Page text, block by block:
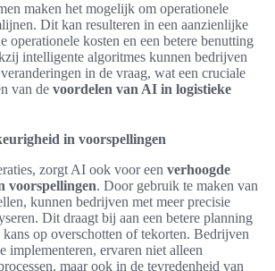
maken het mogelijk om operationele
Dit kan resulteren in een aanzienlijke
operationele kosten en een betere benutting
intelligente algoritmes kunnen bedrijven
in de vraag, wat een cruciale
van de voordelen van AI in logistieke
in voorspellingen
zorgt AI ook voor een verhoogde
voorspellingen. Door gebruik te maken van
kunnen bedrijven met meer precisie
Dit draagt bij aan een betere planning
op overschotten of tekorten. Bedrijven
implementeren, ervaren niet alleen
maar ook in de tevredenheid van